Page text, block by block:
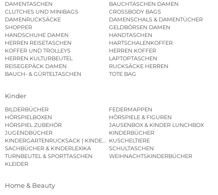
DAMENTASCHEN
BAUCHTASCHEN DAMEN
CLUTCHES UND MINIBAGS
CROSSBODY BAGS
DAMENRUCKSÄCKE
DAMENSCHALS & DAMENTÜCHER
SHOPPER
GELDBÖRSEN DAMEN
HANDSCHUHE DAMEN
HANDTASCHEN
HERREN REISETASCHEN
HARTSCHALENKOFFER
KOFFER UND TROLLEYS
HERREN KOFFER
HERREN KULTURBEUTEL
LAPTOPTASCHEN
REISEGEPÄCK DAMEN
RUCKSÄCKE HERREN
BAUCH- & GÜRTELTASCHEN
TOTE BAG
Kinder
BILDERBÜCHER
FEDERMAPPEN
HÖRSPIELBOXEN
HÖRSPIELE & FIGUREN
HÖRSPIEL ZUBEHÖR
JAUSENBOX & KINDER LUNCHBOX
JUGENDBÜCHER
KINDERBÜCHER
KINDERGARTENRUCKSACK | KINDERGARTENBEUTEL
KUSCHELTIERE
SACHBÜCHER & KINDERLEXIKA
SCHULTASCHEN
TURNBEUTEL & SPORTTASCHEN
WEIHNACHTSKINDERBÜCHER
KLEIDER
Home & Beauty